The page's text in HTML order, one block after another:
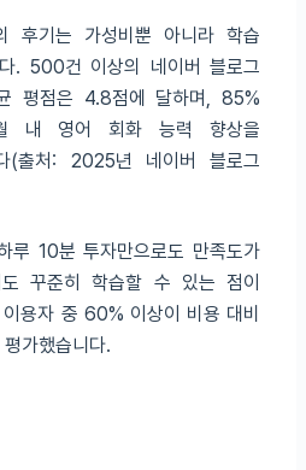
후기는 가성비뿐 아니라 학습
. 500건 이상의 네이버 블로그
평점은 4.8점에 달하며, 85%
내 영어 회화 능력 향상을
(출처: 2025년 네이버 블로그
루 10분 투자만으로도 만족도가
꾸준히 학습할 수 있는 점이
용자 중 60% 이상이 비용 대비
평가했습니다.